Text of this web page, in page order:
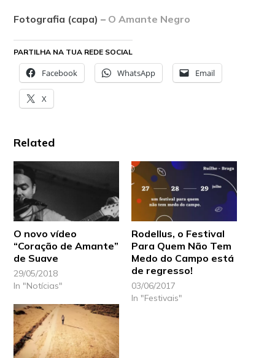
Fotografia (capa) – O Amante Negro
PARTILHA NA TUA REDE SOCIAL
Facebook WhatsApp Email
X
Related
O novo vídeo
“Coração de Amante”
de Suave
29/05/2018
In "Notícias"
Rodellus, o Festival
Para Quem Não Tem
Medo do Campo está
de regresso!
03/06/2017
In "Festivais"